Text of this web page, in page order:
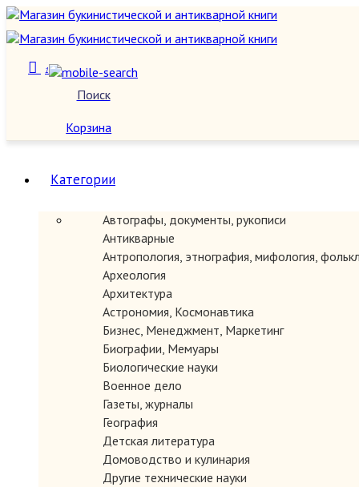
Поиск
1
Корзина
Категории
Автографы, документы, рукописи
Антикварные
Антропология, этнография, мифология,
Археология
Архитектура
Астрономия, Космонавтика
Бизнес, Менеджмент, Маркетинг
Биографии, Мемуары
Биологические науки
Военное дело
Газеты, журналы
География
Детская литература
Домоводство и кулинария
Другие технические науки